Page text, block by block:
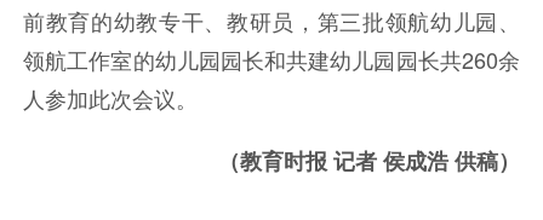
前教育的幼教专干、教研员，第三批领航幼儿园、
领航工作室的幼儿园园长和共建幼儿园园长共260余
人参加此次会议。
（教育时报 记者 侯成浩 供稿）